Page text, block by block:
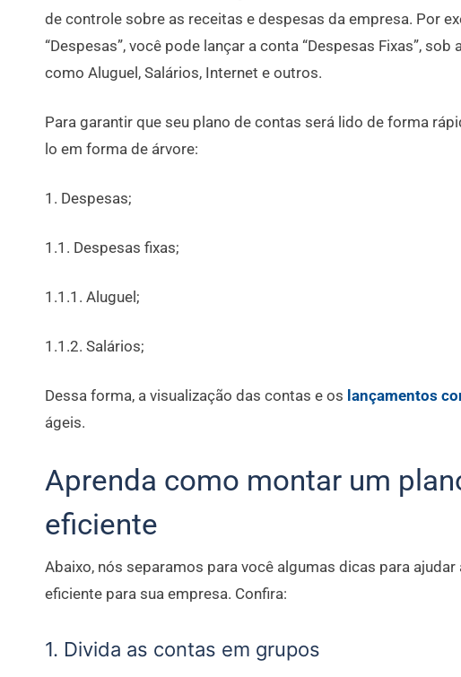
de controle sobre as receitas e despesas da empresa. Por
“Despesas”, você pode lançar a conta “Despesas Fixas”,
como Aluguel, Salários, Internet e outros.
Para garantir que seu plano de contas será lido de forma
lo em forma de árvore:
1. Despesas;
1.1. Despesas fixas;
1.1.1. Aluguel;
1.1.2. Salários;
Dessa forma, a visualização das contas e os lançamentos
ágeis.
Aprenda como montar um
eficiente
Abaixo, nós separamos para você algumas dicas para
eficiente para sua empresa. Confira:
1. Divida as contas em grupos